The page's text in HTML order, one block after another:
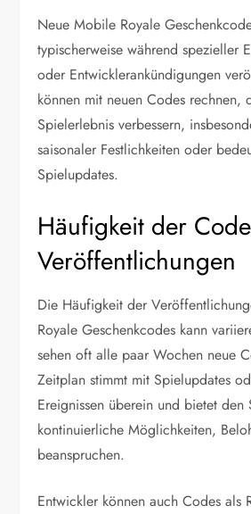
Neue Mobile Royale
typischerweise während spezieller
oder Entwicklerankündigungen
können mit neuen Codes rechnen,
Spielerlebnis verbessern,
saisonaler Festlichkeiten oder
Spielupdates.
Häufigkeit der
Veröffentlichungen
Die Häufigkeit der
Royale Geschenkcodes kann
sehen oft alle paar Wochen neue
Zeitplan stimmt mit Spielupdates
Ereignissen überein und bietet den
kontinuierliche Möglichkeiten,
beanspruchen.
Entwickler können auch Codes als